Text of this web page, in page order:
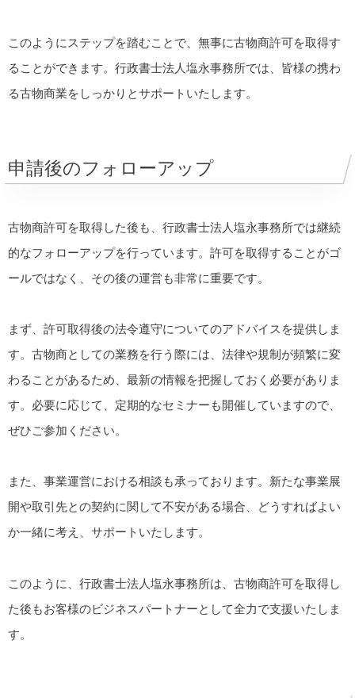
このようにステップを踏むことで、無事に古物商許可を取得す
ることができます。行政書士法人塩永事務所では、皆様の携わ
る古物商業をしっかりとサポートいたします。
申請後のフォローアップ
古物商許可を取得した後も、行政書士法人塩永事務所では継続
的なフォローアップを行っています。許可を取得することがゴ
ールではなく、その後の運営も非常に重要です。
まず、許可取得後の法令遵守についてのアドバイスを提供しま
す。古物商としての業務を行う際には、法律や規制が頻繁に変
わることがあるため、最新の情報を把握しておく必要がありま
す。必要に応じて、定期的なセミナーも開催していますので、
ぜひご参加ください。
また、事業運営における相談も承っております。新たな事業展
開や取引先との契約に関して不安がある場合、どうすればよい
か一緒に考え、サポートいたします。
このように、行政書士法人塩永事務所は、古物商許可を取得し
た後もお客様のビジネスパートナーとして全力で支援いたしま
す。